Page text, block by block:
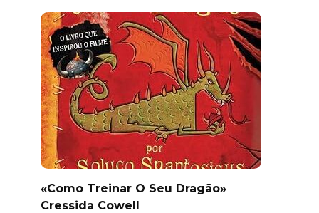
«Como Treinar O Seu Dragão»
Cressida Cowell